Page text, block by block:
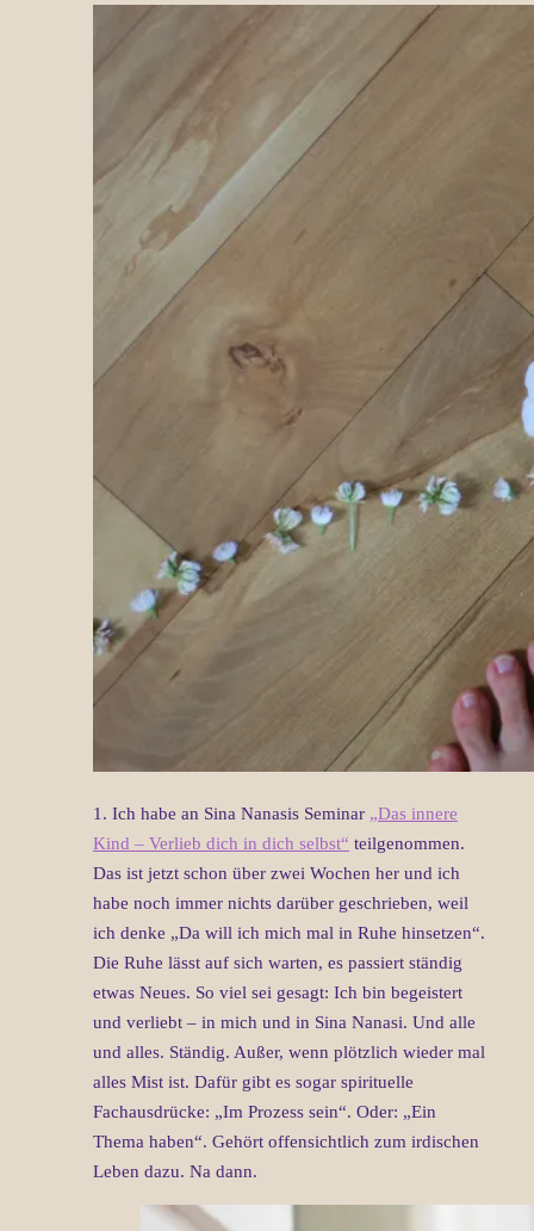
1. Ich habe an Sina Nanasis Seminar „Das innere
Kind – Verlieb dich in dich selbst“ teilgenommen.
Das ist jetzt schon über zwei Wochen her und ich
habe noch immer nichts darüber geschrieben, weil
ich denke „Da will ich mich mal in Ruhe hinsetzen“.
Die Ruhe lässt auf sich warten, es passiert ständig
etwas Neues. So viel sei gesagt: Ich bin begeistert
und verliebt – in mich und in Sina Nanasi. Und alle
und alles. Ständig. Außer, wenn plötzlich wieder mal
alles Mist ist. Dafür gibt es sogar spirituelle
Fachausdrücke: „Im Prozess sein“. Oder: „Ein
Thema haben“. Gehört offensichtlich zum irdischen
Leben dazu. Na dann.